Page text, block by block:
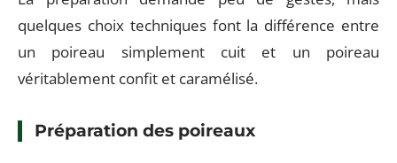
quelques choix techniques font la différence entre
un poireau simplement cuit et un poireau
véritablement confit et caramélisé.
Préparation des poireaux